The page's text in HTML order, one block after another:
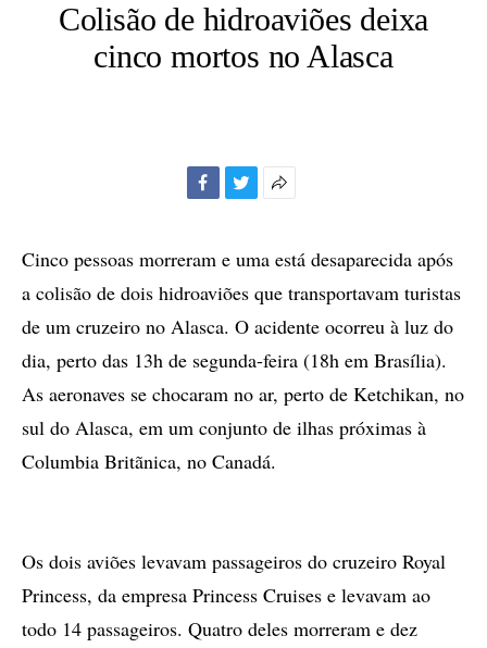
Colisão de hidroaviões deixa
cinco mortos no Alasca
compartilhamento
Cinco pessoas morreram e uma está desaparecida após
a colisão de dois hidroaviões que transportavam turistas
de um cruzeiro no Alasca. O acidente ocorreu à luz do
dia, perto das 13h de segunda-feira (18h em Brasília).
As aeronaves se chocaram no ar, perto de Ketchikan, no
sul do Alasca, em um conjunto de ilhas próximas à
Columbia Britãnica, no Canadá.
Os dois aviões levavam passageiros do cruzeiro Royal
Princess, da empresa Princess Cruises e levavam ao
todo 14 passageiros. Quatro deles morreram e dez